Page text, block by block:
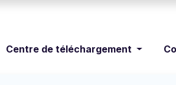
Centre de téléchargement